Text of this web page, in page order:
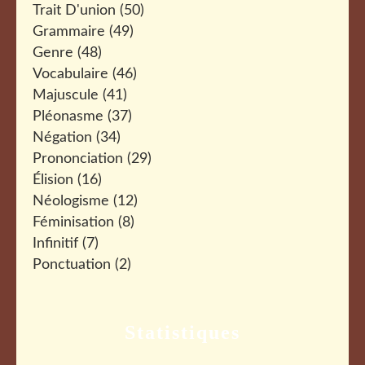
Trait D'union (50)
Grammaire (49)
Genre (48)
Vocabulaire (46)
Majuscule (41)
Pléonasme (37)
Négation (34)
Prononciation (29)
Élision (16)
Néologisme (12)
Féminisation (8)
Infinitif (7)
Ponctuation (2)
Statistiques